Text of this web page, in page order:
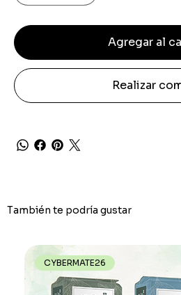
Agregar al
Realizar
También te podría gustar
CYBERMATE26